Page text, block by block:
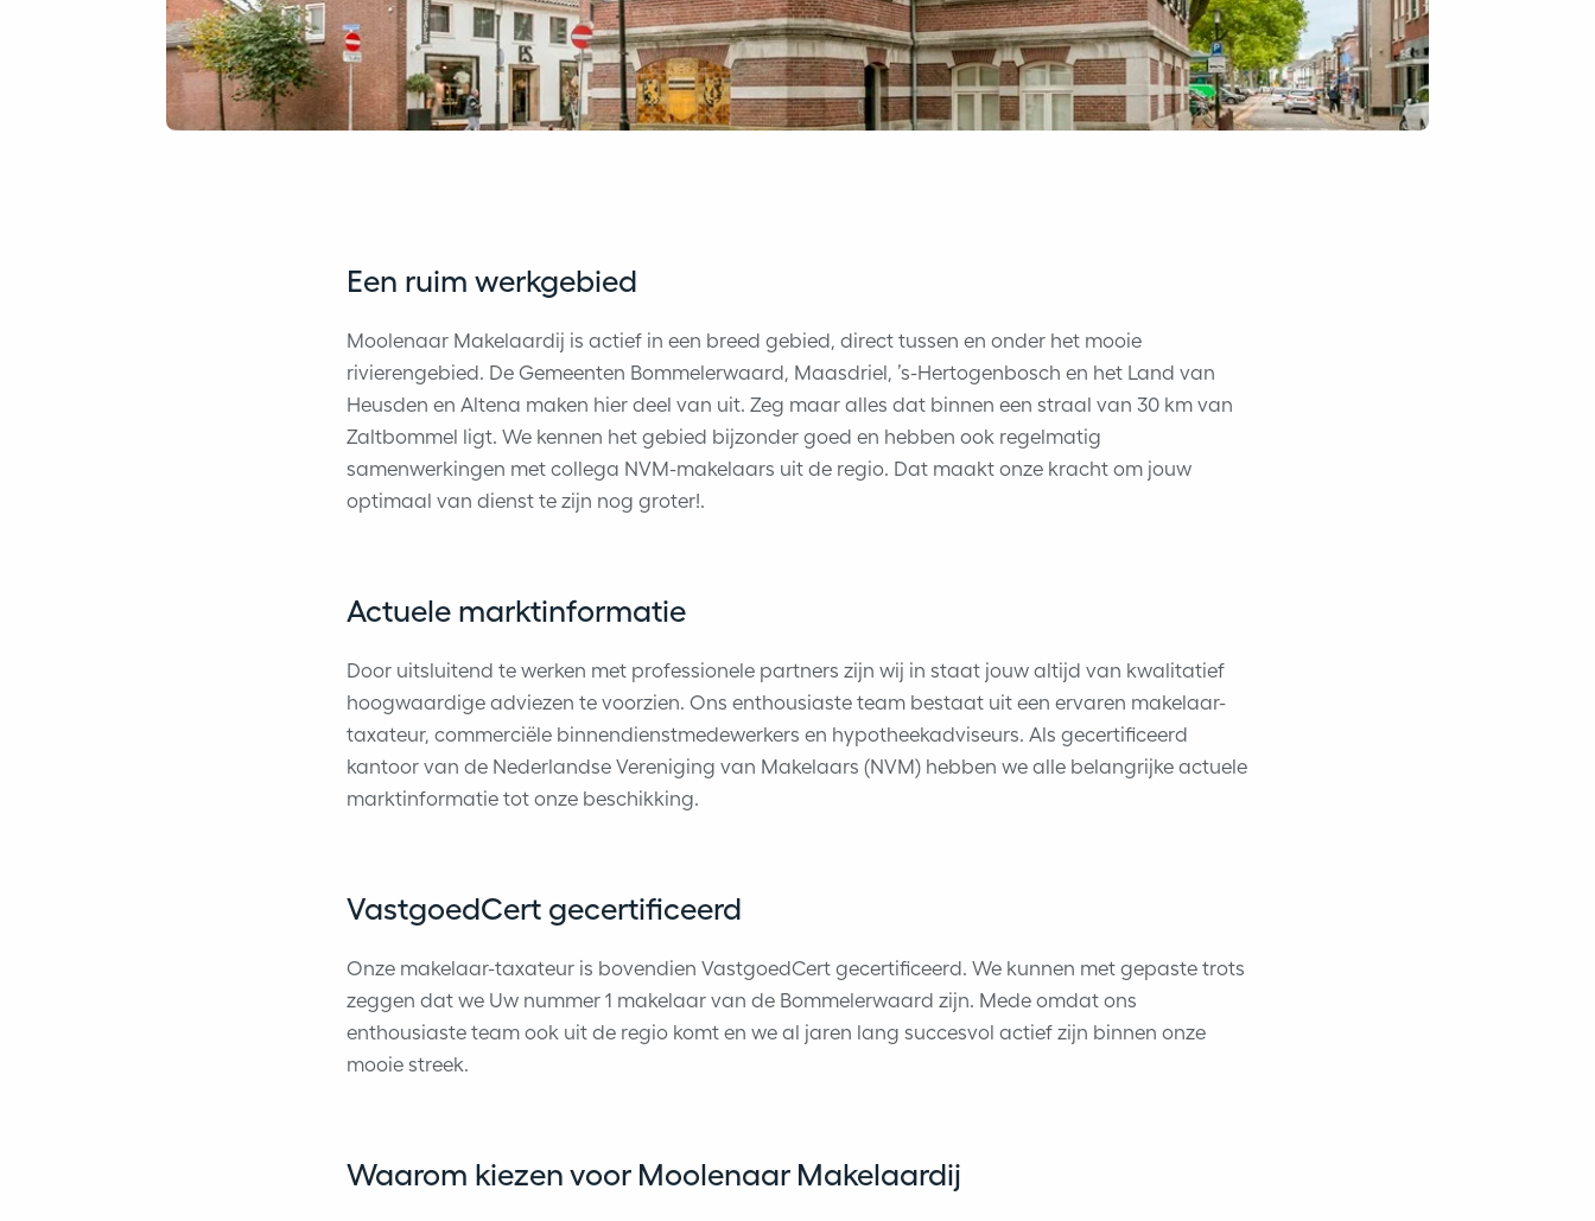
Een ruim werkgebied
Moolenaar Makelaardij is actief in een breed gebied, direct tussen en onder het mooie
rivierengebied. De Gemeenten Bommelerwaard, Maasdriel, ’s-Hertogenbosch en het Land van
Heusden en Altena maken hier deel van uit. Zeg maar alles dat binnen een straal van 30 km van
Zaltbommel ligt. We kennen het gebied bijzonder goed en hebben ook regelmatig
samenwerkingen met collega NVM-makelaars uit de regio. Dat maakt onze kracht om jouw
optimaal van dienst te zijn nog groter!.
Actuele marktinformatie
Door uitsluitend te werken met professionele partners zijn wij in staat jouw altijd van kwalitatief
hoogwaardige adviezen te voorzien. Ons enthousiaste team bestaat uit een ervaren makelaar-
taxateur, commerciële binnendienstmedewerkers en hypotheekadviseurs. Als gecertificeerd
kantoor van de Nederlandse Vereniging van Makelaars (NVM) hebben we alle belangrijke actuele
marktinformatie tot onze beschikking.
VastgoedCert gecertificeerd
Onze makelaar-taxateur is bovendien VastgoedCert gecertificeerd. We kunnen met gepaste trots
zeggen dat we Uw nummer 1 makelaar van de Bommelerwaard zijn. Mede omdat ons
enthousiaste team ook uit de regio komt en we al jaren lang succesvol actief zijn binnen onze
mooie streek.
Waarom kiezen voor Moolenaar Makelaardij